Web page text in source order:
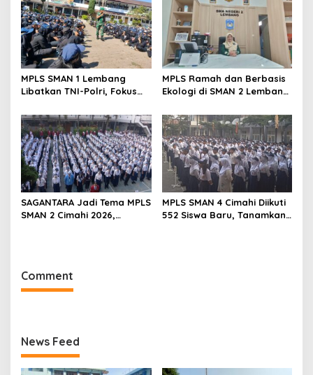
MPLS SMAN 1 Lembang
Libatkan TNI-Polri, Fokus
Wawasan Kebangsaan
MPLS Ramah dan Berbasis
Ekologi di SMAN 2 Lembang
Siswa Baru
SAGANTARA Jadi Tema MPLS
SMAN 2 Cimahi 2026,
MPLS SMAN 4 Cimahi Diikuti
552 Siswa Baru, Tanamkan
Comment
News Feed